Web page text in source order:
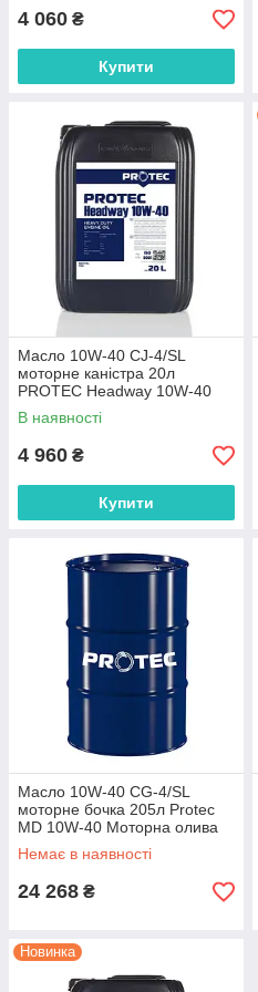
4 060 ₴
Купити
Масло 10W-40 CJ-4/SL
моторне каністра 20л
PROTEC Headway 10W-40
Моторна олива 10W40
CJ4/SL масло 10в40 сј4
В наявності
4 960 ₴
Купити
Масло 10W-40 CG-4/SL
моторне бочка 205л Protec
MD 10W-40 Моторна олива
10W40 CG-4/SL масло 10в40
сиджи4
Немає в наявності
24 268 ₴
Новинка